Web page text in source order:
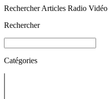
Rechercher Articles Radio Vidéo
Rechercher
Catégories